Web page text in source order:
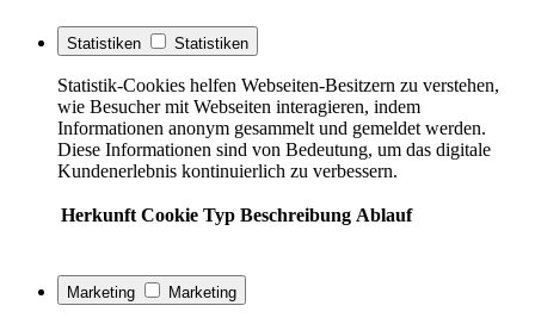
Statistiken Statistiken
Statistik-Cookies helfen Webseiten-Besitzern zu verstehen,
wie Besucher mit Webseiten interagieren, indem
Informationen anonym gesammelt und gemeldet werden.
Diese Informationen sind von Bedeutung, um das digitale
Kundenerlebnis kontinuierlich zu verbessern.
Herkunft Cookie Typ Beschreibung Ablauf
Marketing Marketing